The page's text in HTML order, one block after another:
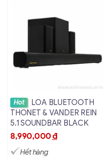
Xem chi tiết
Hot
LOA BLUETOOTH
THONET & VANDER REIN
5.1 SOUNDBAR BLACK
8,990,000đ
Hết hàng